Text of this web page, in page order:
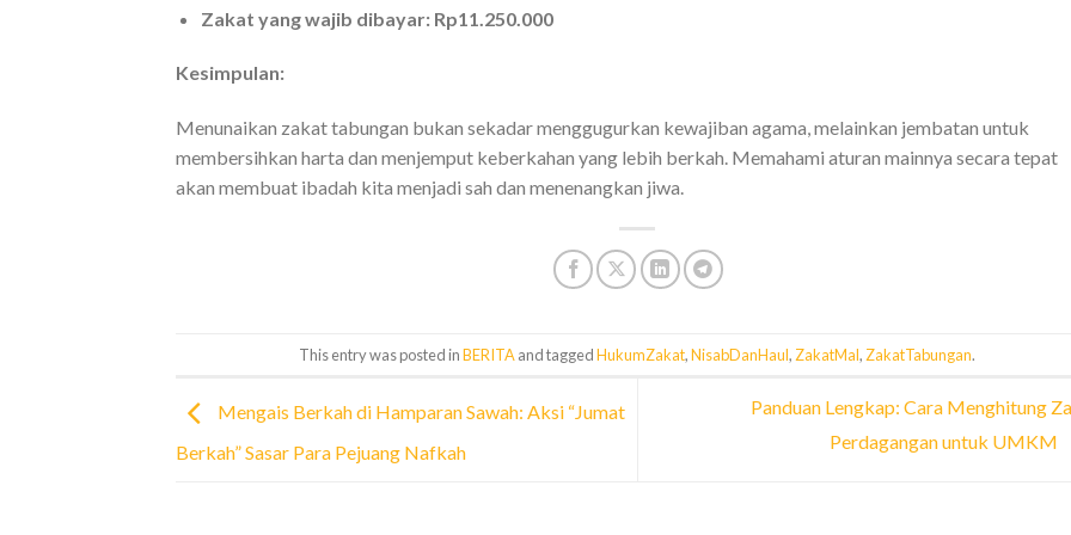
Zakat yang wajib dibayar: Rp11.250.000
Kesimpulan:
Menunaikan zakat tabungan bukan sekadar menggugurkan kewajiban agama, melainkan jembatan untuk
membersihkan harta dan menjemput keberkahan yang lebih berkah. Memahami aturan mainnya secara tepat
akan membuat ibadah kita menjadi sah dan menenangkan jiwa.
This entry was posted inBERITAand taggedHukumZakat,NisabDanHaul, ZakatMal, ZakatTabungan.
Mengais Berkah di Hamparan Sawah: Aksi “Jumat
Berkah” Sasar Para Pejuang Nafkah
Panduan Lengkap: Cara Menghitung
Perdagangan untuk UMKM